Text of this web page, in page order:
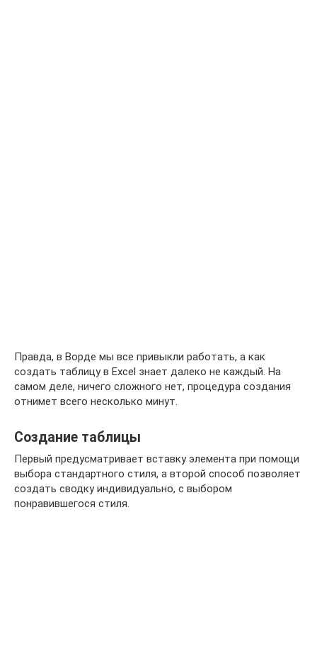
Правда, в Ворде мы все привыкли работать, а как
создать таблицу в Excel знает далеко не каждый. На
самом деле, ничего сложного нет, процедура создания
отнимет всего несколько минут.
Создание таблицы
Первый предусматривает вставку элемента при помощи
выбора стандартного стиля, а второй способ позволяет
создать сводку индивидуально, с выбором
понравившегося стиля.